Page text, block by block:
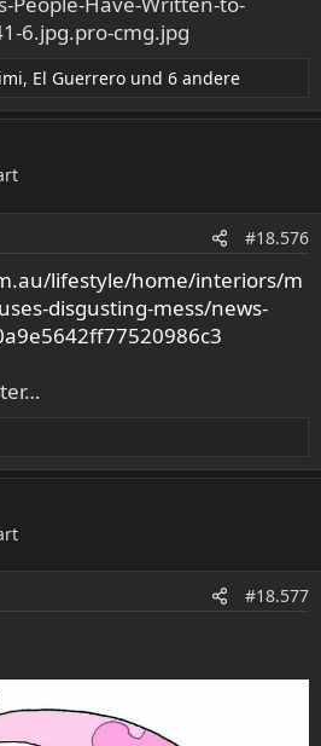
, El Guerrero und 6 andere
#18.576
lifestyle/home/interiors/m
disgusting-mess/news-
#18.577